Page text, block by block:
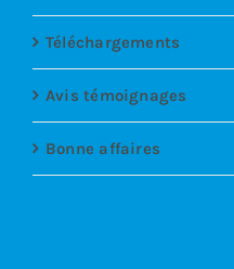
Téléchargements
Avis témoignages
Bonne affaires